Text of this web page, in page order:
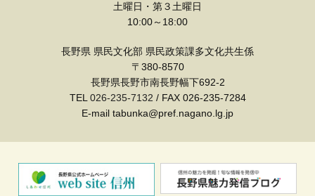
土曜日・第３土曜日
10:00～18:00
長野県 県民文化部 県民政策課多文化共生係
〒380-8570
長野県長野市南長野幅下692-2
TEL026-235-7132 / FAX 026-235-7284
E-mail tabunka@pref.nagano.lg.jp